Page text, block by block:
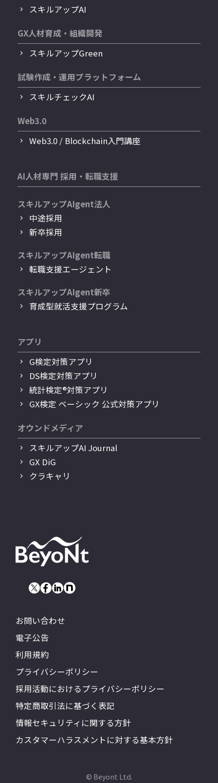
スキルアップAI
GX人材育成・組織開発
スキルアップGreen
試験作成・運用プラットフォーム
スキルチェックAI
Web3.0
Web3.0 / Blockchain入門講座
AI人材専門 採用・転職支援
スキルアップAIgent法人
中途採用
新卒採用
スキルアップAIgent転職
転職支援エージェント
スキルアップAIgent新卒
育成型就活支援プログラム
アプリ
G検定対策アプリ
DS検定対策アプリ
統計検定®︎対策アプリ
GX検定 ベーシック 公式対策アプリ
オウンドメディア
スキルアップAI Journal
GX DiG
クラキャリ
お問い合わせ
電子公告
利用規約
プライバシーポリシー
採用活動におけるプライバシーポリシー
特定商取引法に基づく表記
情報セキュリティに関する方針
カスタマーハラスメントに対する基本方針
© Beyont Ltd.